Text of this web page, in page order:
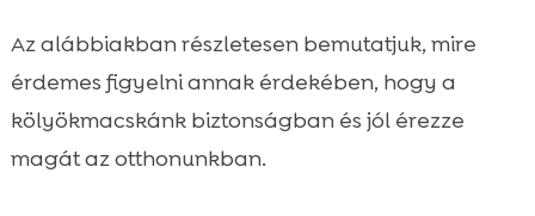
 Kölyökmacskák szocializációja
 Hogyan vezesd be a kölyökmacskát az új
környezetbe
Összefoglaló
Az alábbiakban részletesen bemutatjuk, mire
érdemes figyelni annak érdekében, hogy a
kölyökmacskánk biztonságban és jól érezze
magát az otthonunkban.